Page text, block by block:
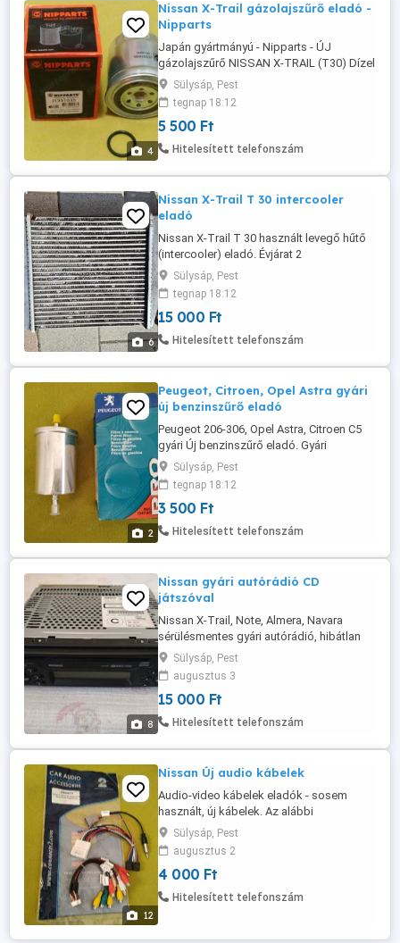
4
Nissan X-Trail gázolajszűrő eladó -
Nipparts
Japán gyártmányú - Nipparts - ÚJ
gázolajszűrő NISSAN X-TRAIL (T30) Dízel
2.2 dCi 4x4 2 ccm 100 KW 136 LE (17887)
Magasság: 125mm Külső átmérő: 95mm
Menet 1: 3 4col X 16UNF Menet 2: M36x1.5
Tartozék: tömítő gumigyűrű 41mm
Kérésére elküldöm Foxposttal (1699 Ft)
Sülysáp, Pest
tegnap 18:12
5 500 Ft
Hitelesített telefonszám
6
Nissan X-Trail T 30 intercooler
eladó
Nissan X-Trail T 30 használt levegő hűtő
(intercooler) eladó. Évjárat 2
Sülysáp, Pest
tegnap 18:12
15 000 Ft
Hitelesített telefonszám
2
Peugeot, Citroen, Opel Astra gyári
új benzinszűrő eladó
Peugeot 206-306, Opel Astra, Citroen C5
gyári Új benzinszűrő eladó. Gyári
cikkszám: 1567.87 Átmérő 56 mm Hossz
84 mm Csatlakozó cső átmérője 8 mm
Csatlakozó cső hossza 30mm Ára: 3.000
Ft db Kérésére elküldöm Foxposttal (1699
Ft) 20-213-7510
Sülysáp, Pest
tegnap 18:12
3 500 Ft
Hitelesített telefonszám
8
Nissan gyári autórádió CD
játszóval
Nissan X-Trail, Note, Almera, Navara
sérülésmentes gyári autórádió, hibátlan
CD lejátszóval eladó. Gyártási év: 2007.
Méretei: Magassága: 55 mm, Szélessége:
185 mm, Mélysége 170 mm Van hozzá
tároló rekesz is, ami képen látszik, plusz
pénzért. 20-213-7510
Sülysáp, Pest
augusztus 3
15 000 Ft
Hitelesített telefonszám
12
Nissan Új audio kábelek
Audio-video kábelek eladók - sosem
használt, új kábelek. Az alábbi
típusokhoz: Nissan X-Trail 01-08, Nissan
Terrano 01-06, Nissan Almera 00-06,
Nissan Primera 01-07, Érdeklődni: 20-213-
7510
Sülysáp, Pest
augusztus 2
4 000 Ft
Hitelesített telefonszám